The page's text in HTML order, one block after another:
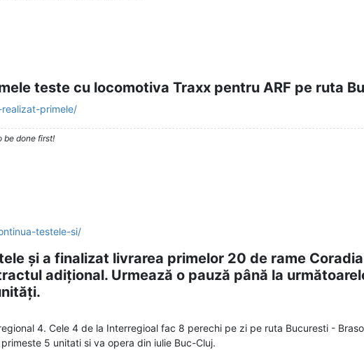
teste cu locomotiva Traxx pentru ARF pe ruta
primele/
be done first!
testele-si/
și a finalizat livrarea primelor 20 de rame
adițional. Urmează o pauză până la
4. Cele 4 de la Interregioal fac 8 perechi pe zi pe ruta Bucuresti -
5 unitati si va opera din iulie Buc-Cluj.